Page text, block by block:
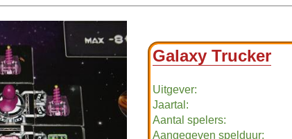
Galaxy Trucker
Uitgever:
Jaartal:
Aantal spelers:
Aangegeven spelduur: